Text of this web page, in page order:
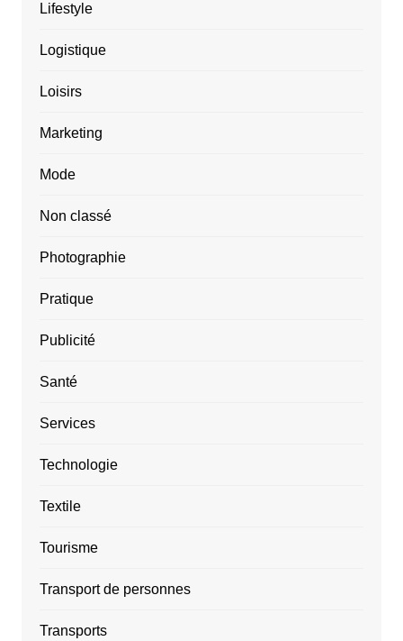
Lifestyle
Logistique
Loisirs
Marketing
Mode
Non classé
Photographie
Pratique
Publicité
Santé
Services
Technologie
Textile
Tourisme
Transport de personnes
Transports